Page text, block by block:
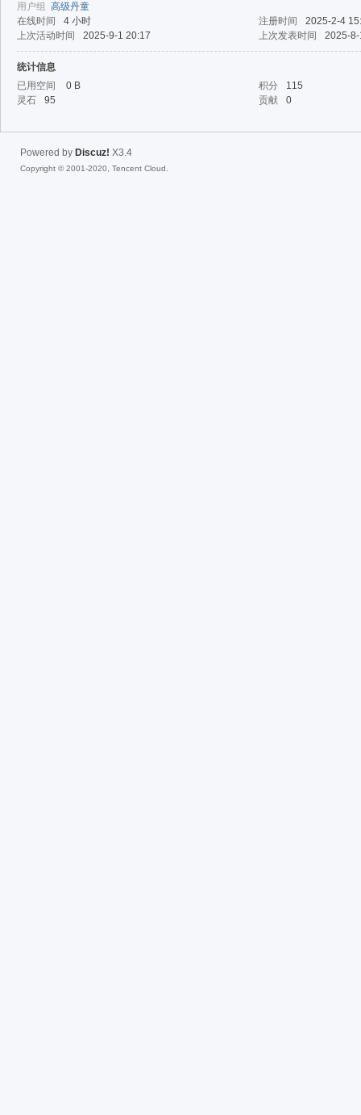
用户组 高级丹童
在线时间
4 小时 注册时间
2025-2-4
上次活动时间
2025-9-1 20:17 上次发表时间 2025-
统计信息
已用空间
0 B 积分
115
灵石
95 贡献 0
Powered by Discuz! X3.4
Copyright © 2001-2020, Tencent Cloud.